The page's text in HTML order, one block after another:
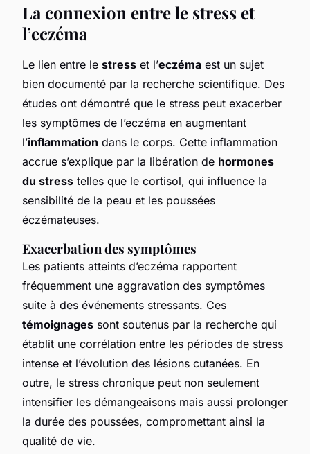
La connexion entre le stress et
l’eczéma
Le lien entre le stress et l’eczéma est un sujet
bien documenté par la recherche scientifique. Des
études ont démontré que le stress peut exacerber
les symptômes de l’eczéma en augmentant
l’inflammation dans le corps. Cette inflammation
accrue s’explique par la libération de hormones
du stress telles que le cortisol, qui influence la
sensibilité de la peau et les poussées
éczémateuses.
Exacerbation des symptômes
Les patients atteints d’eczéma rapportent
fréquemment une aggravation des symptômes
suite à des événements stressants. Ces
témoignages sont soutenus par la recherche qui
établit une corrélation entre les périodes de stress
intense et l’évolution des lésions cutanées. En
outre, le stress chronique peut non seulement
intensifier les démangeaisons mais aussi prolonger
la durée des poussées, compromettant ainsi la
qualité de vie.